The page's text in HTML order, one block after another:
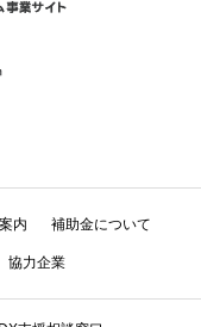
内 補助金について
協力企業